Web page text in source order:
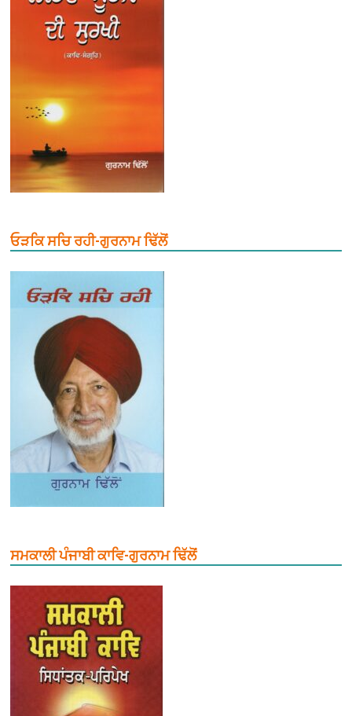
ਓੜਕਿ ਸਚਿ ਰਹੀ-ਗੁਰਨਾਮ ਢਿੱਲੋਂ
ਸਮਕਾਲੀ ਪੰਜਾਬੀ ਕਾਵਿ-ਗੁਰਨਾਮ ਢਿੱਲੋਂ